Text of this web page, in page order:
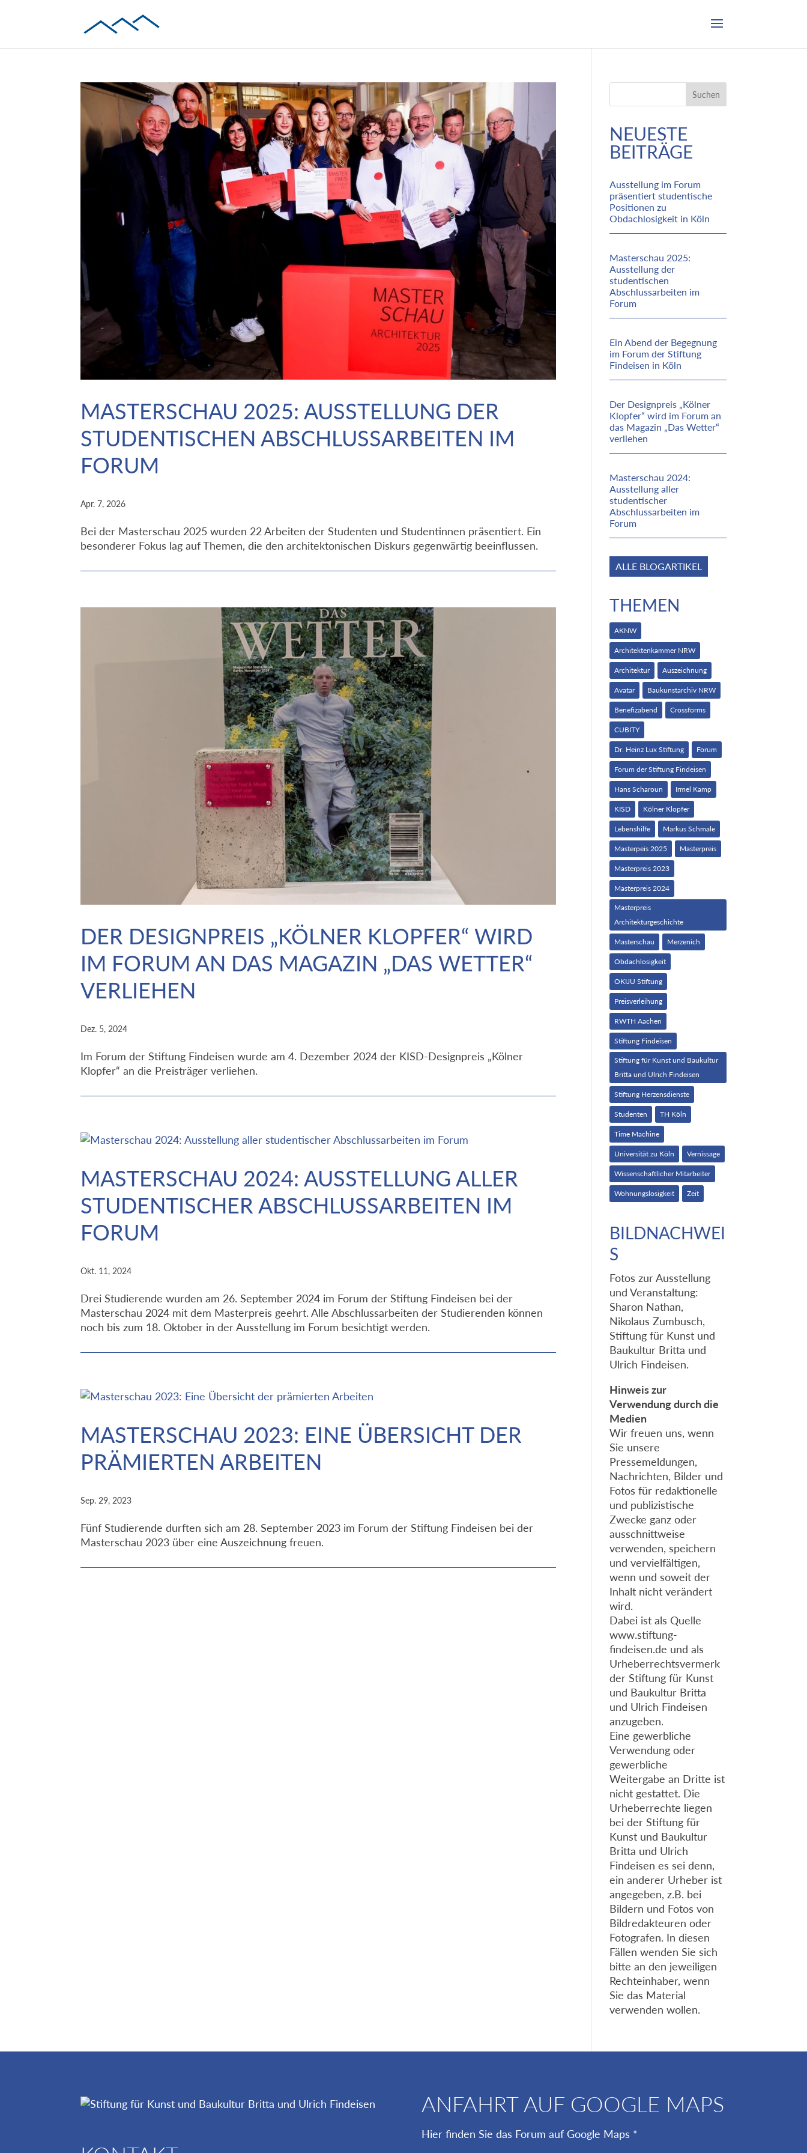
MASTERSCHAU 2025: AUSSTELLUNG DER
STUDENTISCHEN ABSCHLUSSARBEITEN IM
FORUM
Apr. 7, 2026
Bei der Masterschau 2025 wurden 22 Arbeiten der Studenten und Studentinnen präsentiert. Ein
besonderer Fokus lag auf Themen, die den architektonischen Diskurs gegenwärtig beeinflussen.
DER DESIGNPREIS „KÖLNER KLOPFER“ WIRD
IM FORUM AN DAS MAGAZIN „DAS WETTER“
VERLIEHEN
Dez. 5, 2024
Im Forum der Stiftung Findeisen wurde am 4. Dezember 2024 der KISD-Designpreis „Kölner
Klopfer“ an die Preisträger verliehen.
MASTERSCHAU 2024: AUSSTELLUNG ALLER
STUDENTISCHER ABSCHLUSSARBEITEN IM
FORUM
Okt. 11, 2024
Drei Studierende wurden am 26. September 2024 im Forum der Stiftung Findeisen bei der
Masterschau 2024 mit dem Masterpreis geehrt. Alle Abschlussarbeiten der Studierenden können
noch bis zum 18. Oktober in der Ausstellung im Forum besichtigt werden.
MASTERSCHAU 2023: EINE ÜBERSICHT DER
PRÄMIERTEN ARBEITEN
Sep. 29, 2023
Fünf Studierende durften sich am 28. September 2023 im Forum der Stiftung Findeisen bei der
Masterschau 2023 über eine Auszeichnung freuen.
Suchen
NEUESTE
BEITRÄGE
Ausstellung im Forum
präsentiert studentische
Positionen zu
Obdachlosigkeit in Köln
Masterschau 2025:
Ausstellung der
studentischen
Abschlussarbeiten im
Forum
Ein Abend der Begegnung
im Forum der Stiftung
Findeisen in Köln
Der Designpreis „Kölner
Klopfer“ wird im Forum an
das Magazin „Das Wetter“
verliehen
Masterschau 2024:
Ausstellung aller
studentischer
Abschlussarbeiten im
Forum
ALLE BLOGARTIKEL
THEMEN
AKNW
Architektenkammer NRW
Architektur Auszeichnung
Avatar Baukunstarchiv NRW
Benefizabend Crossforms
CUBITY
Dr. Heinz Lux Stiftung Forum
Forum der Stiftung Findeisen
Hans Scharoun Irmel Kamp
KISD Kölner Klopfer
Lebenshilfe Markus Schmale
Masterpeis 2025 Masterpreis
Masterpreis 2023
Masterpreis 2024
Masterpreis
Architekturgeschichte
Masterschau Merzenich
Obdachlosigkeit
OKIJU Stiftung
Preisverleihung
RWTH Aachen
Stiftung Findeisen
Stiftung für Kunst und Baukultur
Britta und Ulrich Findeisen
Stiftung Herzensdienste
Studenten TH Köln
Time Machine
Universität zu Köln Vernissage
Wissenschaftlicher Mitarbeiter
Wohnungslosigkeit Zeit
BILDNACHWEI
S
Fotos zur Ausstellung
und Veranstaltung:
Sharon Nathan,
Nikolaus Zumbusch,
Stiftung für Kunst und
Baukultur Britta und
Ulrich Findeisen.
Hinweis zur
Verwendung durch die
Medien
Wir freuen uns, wenn
Sie unsere
Pressemeldungen,
Nachrichten, Bilder und
Fotos für redaktionelle
und publizistische
Zwecke ganz oder
ausschnittweise
verwenden, speichern
und vervielfältigen,
wenn und soweit der
Inhalt nicht verändert
wird.
Dabei ist als Quelle
www.stiftung-
findeisen.de und als
Urheberrechtsvermerk
der Stiftung für Kunst
und Baukultur Britta
und Ulrich Findeisen
anzugeben.
Eine gewerbliche
Verwendung oder
gewerbliche
Weitergabe an Dritte ist
nicht gestattet. Die
Urheberrechte liegen
bei der Stiftung für
Kunst und Baukultur
Britta und Ulrich
Findeisen es sei denn,
ein anderer Urheber ist
angegeben, z.B. bei
Bildern und Fotos von
Bildredakteuren oder
Fotografen. In diesen
Fällen wenden Sie sich
bitte an den jeweiligen
Rechteinhaber, wenn
Sie das Material
verwenden wollen.
ANFAHRT AUF GOOGLE MAPS
Hier finden Sie das Forum auf Google Maps *